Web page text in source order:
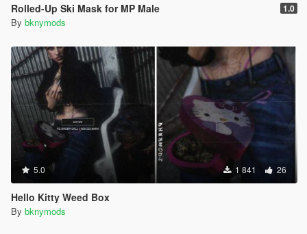
Rolled-Up Ski Mask for MP Male 1.0
By bknymods
5.0 1 841 26
Hello Kitty Weed Box
By bknymods